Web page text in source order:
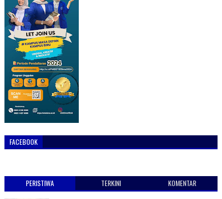
FACEBOOK
PERISTIWA TERKINI KOMENTAR